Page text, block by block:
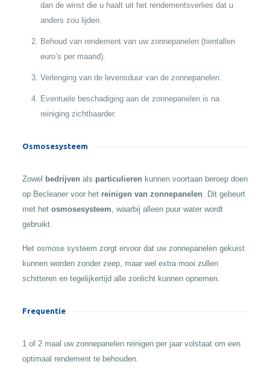
dan de winst die u haalt uit het rendementsverlies dat u
anders zou lijden.
Behoud van rendement van uw zonnepanelen (tientallen
euro’s per maand).
Verlenging van de levensduur van de zonnepanelen.
Eventuele beschadiging aan de zonnepanelen is na
reiniging zichtbaarder.
Osmosesysteem
Zowel bedrijven als particulieren kunnen voortaan beroep doen
op Becleaner voor het reinigen van zonnepanelen. Dit gebeurt
met het osmosesysteem, waarbij alleen puur water wordt
gebruikt.
Het osmose systeem zorgt ervoor dat uw zonnepanelen gekuist
kunnen worden zonder zeep, maar wel extra mooi zullen
schitteren en tegelijkertijd alle zonlicht kunnen opnemen.
Frequentie
1 of 2 maal uw zonnepanelen reinigen per jaar volstaat om een
optimaal rendement te behouden.